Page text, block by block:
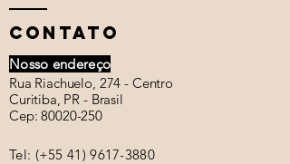
CONTATO
Nosso endereço
Rua Riachuelo, 274 - Centro
Curitiba, PR - Brasil
Cep:80020-250
Tel: (+55 41) 9617-3880